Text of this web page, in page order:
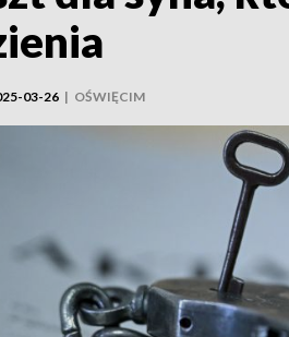
03-26 | OŚWIĘCIM